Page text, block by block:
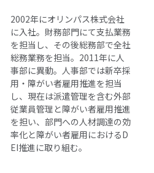
2002年にオリンパス株式会社
に入社。財務部門にて支払業務
を担当し、その後総務部で全社
総務業務を担当。2011年に人
事部に異動。人事部では新卒採
用・障がい者雇用推進を担当
し、現在は派遣管理を含む外部
従業員管理と障がい者雇用推進
を担い、部門への人材調達の効
率化と障がい者雇用におけるD
EI推進に取り組む。